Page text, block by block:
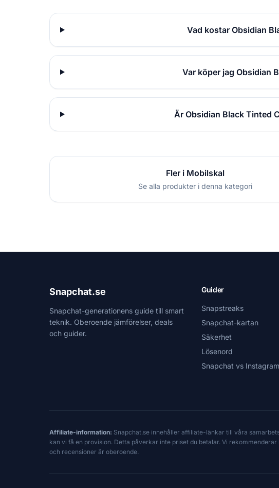
Vad kostar Obsidian
Var köper jag Obsidian
Är Obsidian Black Tinted
Fler i Mobilskal
Se alla produkter i denna kategori
Snapchat.se
Snapchat-generationens guide till smart
teknik. Oberoende jämförelser, deals
och guider.
Guider
Snapstreaks
Snapchat-kartan
Säkerhet
Lösenord
Snapchat vs Instagram
Affiliate-information: Snapchat.se innehåller affiliate-länkar till våra
kan vi få en provision. Detta påverkar inte priset du betalar. Vi
och recensioner är oberoende.